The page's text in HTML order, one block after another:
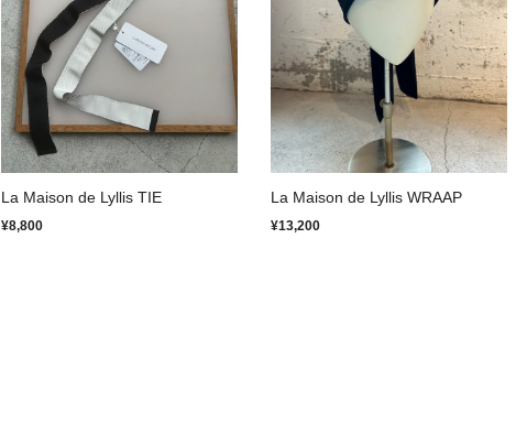
La Maison de Lyllis TIE
¥8,800
La Maison de Lyllis WRAAP
¥13,200